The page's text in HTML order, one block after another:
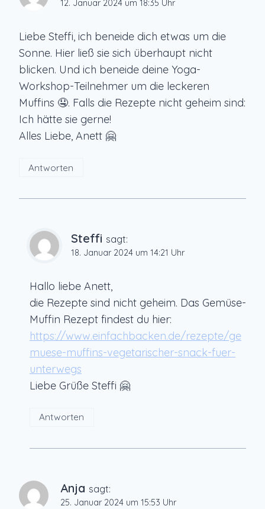
12. Januar 2024 um 18:35 Uhr
Liebe Steffi, ich beneide dich etwas um die
Sonne. Hier ließ sie sich überhaupt nicht
blicken. Und ich beneide deine Yoga-
Workshop-Teilnehmer um die leckeren
Muffins 🤤. Falls die Rezepte nicht geheim sind:
Ich hätte sie gerne!
Alles Liebe, Anett 🤗
Antworten
Steffi sagt:
18. Januar 2024 um 14:21 Uhr
Hallo liebe Anett,
die Rezepte sind nicht geheim. Das Gemüse-
Muffin Rezept findest du hier:
https://www.einfachbacken.de/rezepte/ge
muese-muffins-vegetarischer-snack-fuer-
unterwegs
Liebe Grüße Steffi 🤗
Antworten
Anja sagt:
25. Januar 2024 um 15:53 Uhr